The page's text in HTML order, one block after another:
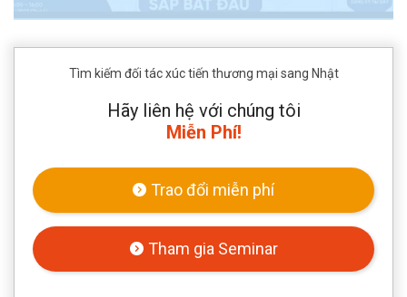
Tìm kiếm đối tác xúc tiến thương mại sang Nhật
Hãy liên hệ với chúng tôi
Miễn Phí!
Trao đổi miễn phí
Tham gia Seminar